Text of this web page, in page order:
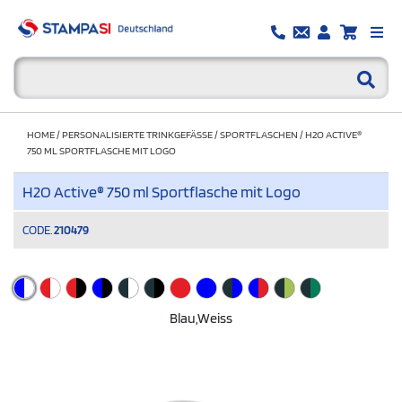
HOME/PERSONALISIERTE TRINKGEFÄSSE /SPORTFLASCHEN /H2O ACTIVE®
750 ML SPORTFLASCHE MIT LOGO
H2O Active® 750 ml Sportflasche mit Logo
CODE. 210479
Blau,weiss